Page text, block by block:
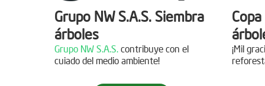
Grupo NW S.A.S. Siembra
árboles
Grupo NW S.A.S. contribuye con el
cuiado del medio ambiente!
¡Mil